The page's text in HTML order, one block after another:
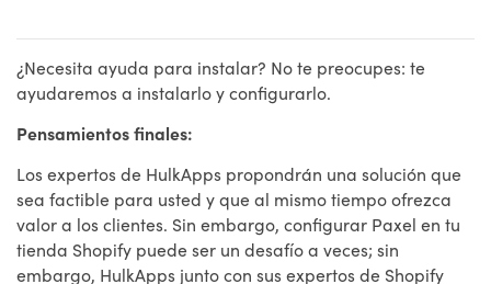
¿Necesita ayuda para instalar? No te preocupes: te
ayudaremos a instalarlo y configurarlo.
Pensamientos finales:
Los expertos de HulkApps propondrán una solución que
sea factible para usted y que al mismo tiempo ofrezca
valor a los clientes. Sin embargo, configurar Paxel en tu
tienda Shopify puede ser un desafío a veces; sin
embargo, HulkApps junto con sus expertos de Shopify